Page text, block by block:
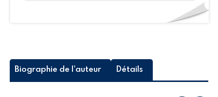
Biographie de l'auteur Détails